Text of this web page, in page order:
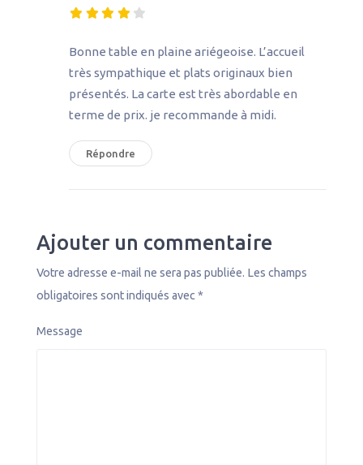
Bonne table en plaine ariégeoise. L’accueil
très sympathique et plats originaux bien
présentés. La carte est très abordable en
terme de prix. je recommande à midi.
Répondre
Ajouter un commentaire
Votre adresse e-mail ne sera pas publiée. Les champs
obligatoires sont indiqués avec*
Message